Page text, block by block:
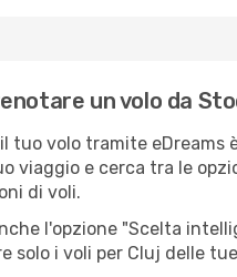
un volo da
tuo volo tramite eDreams
viaggio e cerca tra le
di voli.
l'opzione "Scelta
solo i voli per Cluj delle